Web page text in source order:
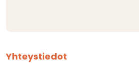
Yhteystiedot